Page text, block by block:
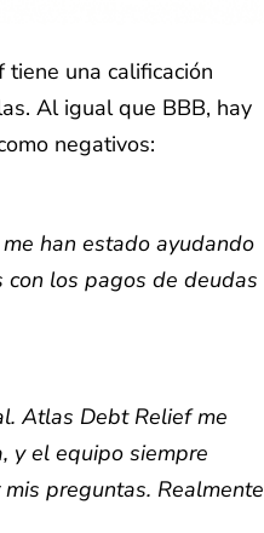
una calificación
Al igual que BBB, hay
negativos:
han estado ayudando
los pagos de deudas
Atlas Debt Relief me
y el equipo siempre
preguntas. Realmente